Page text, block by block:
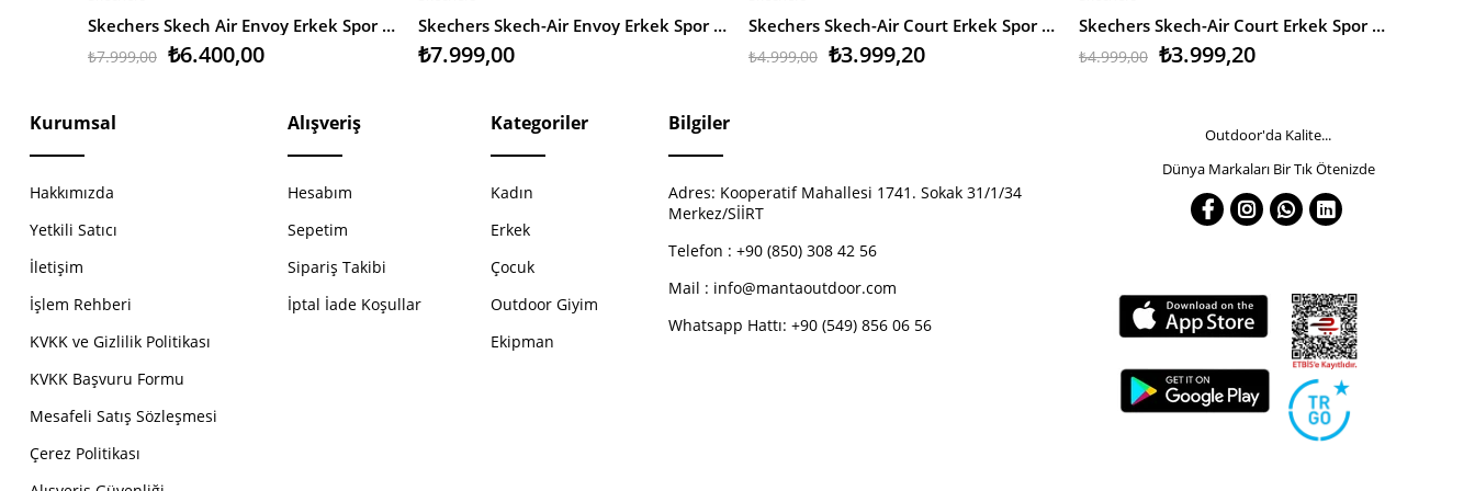
Skechers Skech Air Envoy Erkek Spor Ayakkabı
₺6.400,00
₺7.999,00
Skechers Skech-Air Envoy Erkek Spor Ayakkabı
₺7.999,00
Skechers Skech-Air Court Erkek Spor Ayakkabı
₺3.999,20
₺4.999,00
Skechers Skech-Air Court Erkek Spor Ayakkabı
₺3.999,20
₺4.999,00
Kurumsal
Hakkımızda
Yetkili Satıcı
İletişim
İşlem Rehberi
KVKK ve Gizlilik Politikası
KVKK Başvuru Formu
Mesafeli Satış Sözleşmesi
Çerez Politikası
Alışveriş
Hesabım
Sepetim
Sipariş Takibi
İptal İade Koşullar
Kategoriler
Kadın
Erkek
Çocuk
Outdoor Giyim
Ekipman
Bilgiler
Adres: Kooperatif Mahallesi 1741. Sokak 31/1/34
Merkez/SİİRT
Telefon : +90 (850) 308 42 56
Mail : info@mantaoutdoor.com
Whatsapp Hattı: +90 (549) 856 06 56
Outdoor'da Kalite...
Dünya Markaları Bir Tık Ötenizde